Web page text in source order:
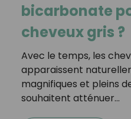
bicarbonate
cheveux gris ?
Avec le temps, les
apparaissent
magnifiques et pleins
souhaitent atténuer…